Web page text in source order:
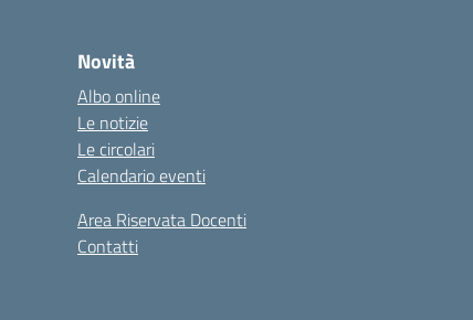
Novità
Albo online
Le notizie
Le circolari
Calendario eventi
Area Riservata Docenti
Contatti